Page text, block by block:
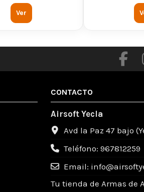
Ver
CONTACTO
Airsoft Yecla
Avd la Paz 47 bajo
Teléfono: 967812259
Email:
Tu tienda de Armas de